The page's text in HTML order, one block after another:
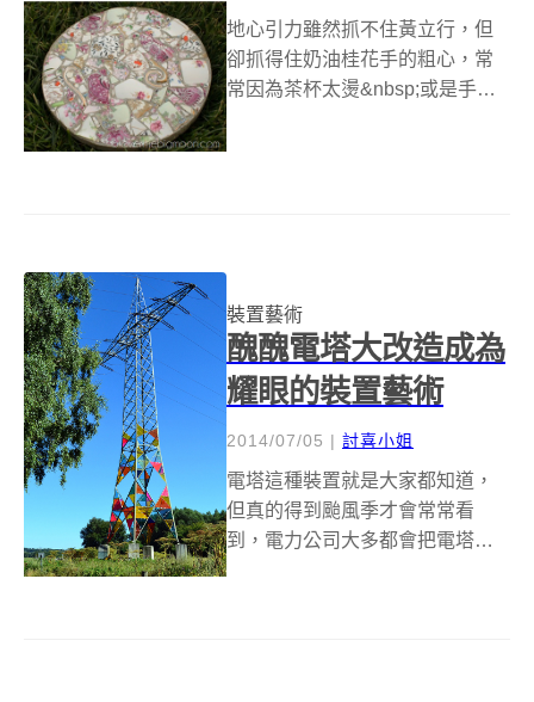
地心引力雖然抓不住黃立行，但
卻抓得住奶油桂花手的粗心，常
常因為茶杯太燙&nbsp;或是手真
的太笨&nbsp;一個不小心，就把
精挑細選的陶瓷杯給打破了，如
裝置藝術
醜醜電塔大改造成為
耀眼的裝置藝術
2014/07/05 | 討喜小姐
電塔這種裝置就是大家都知道，
但真的得到颱風季才會常常看
到，電力公司大多都會把電塔裝
設在荒鄉僻壤渺無人煙的地方，